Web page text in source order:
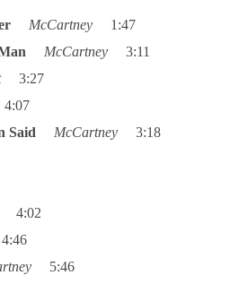
II
II
III
McCartney 1:47
Man McCartney 3:11
3:27
4:07
Said McCartney 3:18
4:02
4:46
5:46